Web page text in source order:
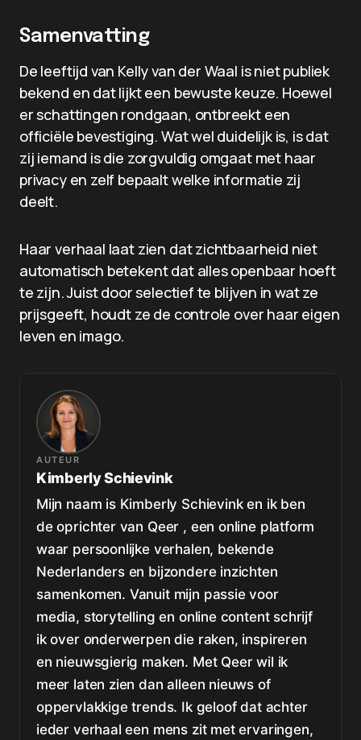
Samenvatting
De leeftijd van Kelly van der Waal is niet publiek
bekend en dat lijkt een bewuste keuze. Hoewel
er schattingen rondgaan, ontbreekt een
officiële bevestiging. Wat wel duidelijk is, is dat
zij iemand is die zorgvuldig omgaat met haar
privacy en zelf bepaalt welke informatie zij
deelt.
Haar verhaal laat zien dat zichtbaarheid niet
automatisch betekent dat alles openbaar hoeft
te zijn. Juist door selectief te blijven in wat ze
prijsgeeft, houdt ze de controle over haar eigen
leven en imago.
AUTEUR
Kimberly Schievink
Mijn naam is Kimberly Schievink en ik ben
de oprichter van Qeer , een online platform
waar persoonlijke verhalen, bekende
Nederlanders en bijzondere inzichten
samenkomen. Vanuit mijn passie voor
media, storytelling en online content schrijf
ik over onderwerpen die raken, inspireren
en nieuwsgierig maken. Met Qeer wil ik
meer laten zien dan alleen nieuws of
oppervlakkige trends. Ik geloof dat achter
ieder verhaal een mens zit met ervaringen,